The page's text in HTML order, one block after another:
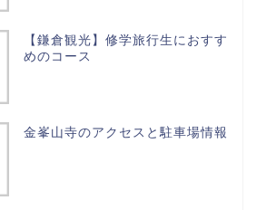
【鎌倉観光】修学旅行生におすす
めのコース
金峯山寺のアクセスと駐車場情報